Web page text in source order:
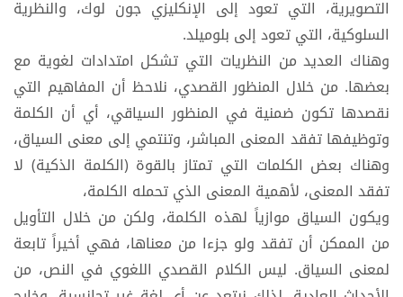
التصويرية، التي تعود إلى الإنكليزي جون لوك، والنظرية
السلوكية، التي تعود إلى بلوميلد.
وهناك العديد من النظريات التي تشكل امتدادات لغوية مع
بعضها. من خلال المنظور القصدي، نلاحظ أن المفاهيم التي
نقصدها تكون ضمنية في المنظور السياقي، أي أن الكلمة
وتوظيفها تفقد المعنى المباشر، وتنتمي إلى معنى السياق،
وهناك بعض الكلمات التي تمتاز بالقوة (الكلمة الذكية) لا
تفقد المعنى، لأهمية المعنى الذي تحمله الكلمة،
ويكون السياق موازياً لهذه الكلمة، ولكن من خلال التأويل
من الممكن أن تفقد ولو جزءا من معناها، فهي أخيراً تابعة
لمعنى السياق. ليس الكلام القصدي اللغوي في النص، من